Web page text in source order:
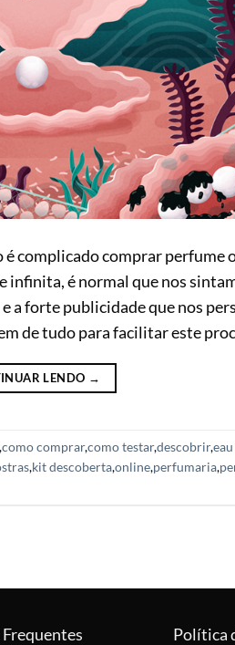
é complicado comprar perfume
infinita, é normal que nos
a forte publicidade que nos
de tudo para facilitar este
LENDO →
,como comprar,como testar,descobrir,
,kit descoberta,online,perfumaria,
Política